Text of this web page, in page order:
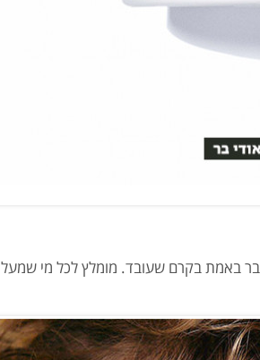
באמת בקרם שעובד. מומלץ לכל מי שמעל